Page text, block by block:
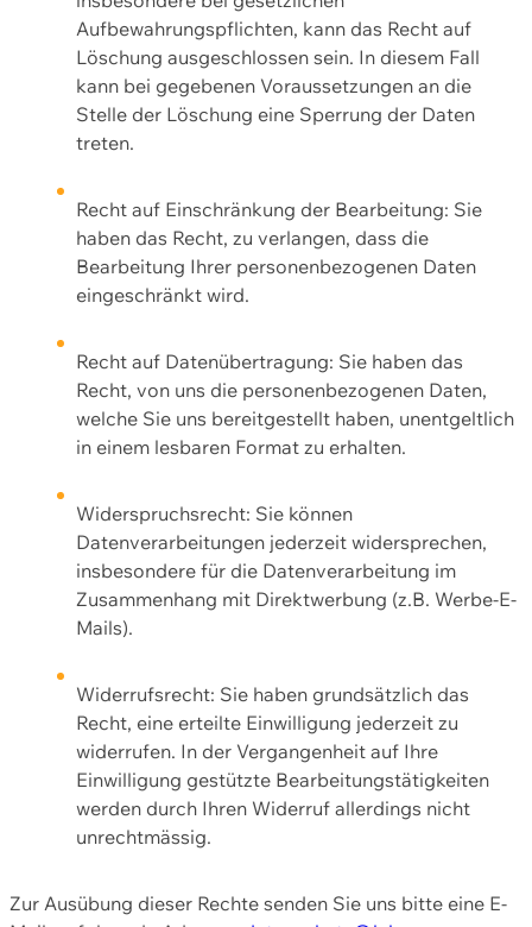
Aufbewahrungspflichten, kann das Recht auf
Löschung ausgeschlossen sein. In diesem Fall
kann bei gegebenen Voraussetzungen an die
Stelle der Löschung eine Sperrung der Daten
treten.
Recht auf Einschränkung der Bearbeitung: Sie
haben das Recht, zu verlangen, dass die
Bearbeitung Ihrer personenbezogenen Daten
eingeschränkt wird.
Recht auf Datenübertragung: Sie haben das
Recht, von uns die personenbezogenen Daten,
welche Sie uns bereitgestellt haben, unentgeltlich
in einem lesbaren Format zu erhalten.
Widerspruchsrecht: Sie können
Datenverarbeitungen jederzeit widersprechen,
insbesondere für die Datenverarbeitung im
Zusammenhang mit Direktwerbung (z.B. Werbe-E-
Mails).
Widerrufsrecht: Sie haben grundsätzlich das
Recht, eine erteilte Einwilligung jederzeit zu
widerrufen. In der Vergangenheit auf Ihre
Einwilligung gestützte Bearbeitungstätigkeiten
werden durch Ihren Widerruf allerdings nicht
unrechtmässig.
Zur Ausübung dieser Rechte senden Sie uns bitte eine E-